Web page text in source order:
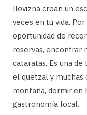
llovizna crean un
veces en tu vida.
oportunidad de
reservas, encontrar
cataratas. Es una
el quetzal y muchas
montaña, dormir en
gastronomía local.